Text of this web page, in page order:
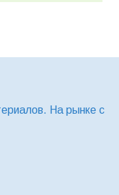
На рынке с